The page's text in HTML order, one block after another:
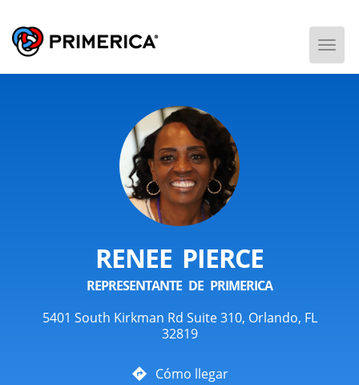
RENEE PIERCE
REPRESENTANTE DE PRIMERICA
5401 South Kirkman Rd Suite 310, Orlando, FL
32819
Cómo llegar